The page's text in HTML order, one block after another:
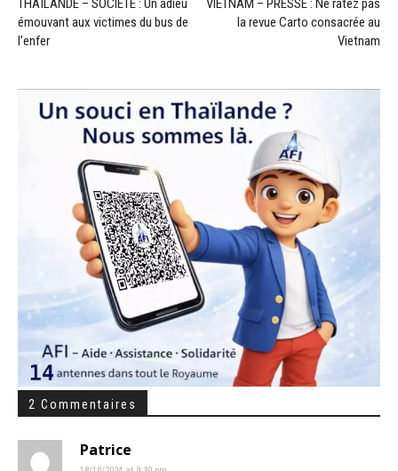
THAÏLANDE – SOCIÉTÉ : Un adieu
émouvant aux victimes du bus de
l’enfer
VIETNAM – PRESSE : Ne ratez pas
la revue Carto consacrée au
Vietnam
2 Commentaires
Patrice